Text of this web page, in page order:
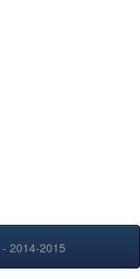
- 2014-2015